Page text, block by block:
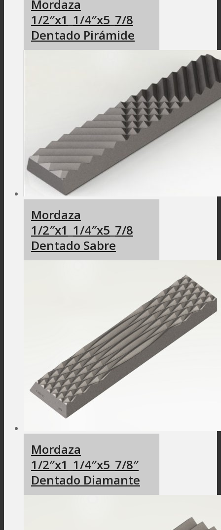
Mordaza
1/2″x1_1/4″x5_7/8
Dentado Pirámide
Mordaza
1/2″x1_1/4″x5_7/8
Dentado Sabre
Mordaza
1/2″x1_1/4″x5_7/8″
Dentado Diamante